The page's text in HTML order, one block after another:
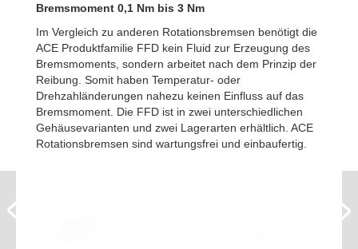
Bremsmoment 0,1 Nm bis 3 Nm
Im Vergleich zu anderen Rotationsbremsen benötigt die
ACE Produktfamilie FFD kein Fluid zur Erzeugung des
Bremsmoments, sondern arbeitet nach dem Prinzip der
Reibung. Somit haben Temperatur- oder
Drehzahländerungen nahezu keinen Einfluss auf das
Bremsmoment. Die FFD ist in zwei unterschiedlichen
Gehäusevarianten und zwei Lagerarten erhältlich. ACE
Rotationsbremsen sind wartungsfrei und einbaufertig.